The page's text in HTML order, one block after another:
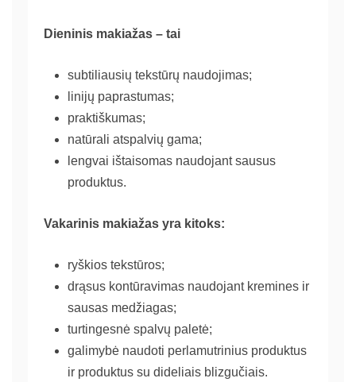
Dieninis makiažas – tai
subtiliausių tekstūrų naudojimas;
linijų paprastumas;
praktiškumas;
natūrali atspalvių gama;
lengvai ištaisomas naudojant sausus
produktus.
Vakarinis makiažas yra kitoks:
ryškios tekstūros;
drąsus kontūravimas naudojant kremines ir
sausas medžiagas;
turtingesnė spalvų paletė;
galimybė naudoti perlamutrinius produktus
ir produktus su dideliais blizgučiais.